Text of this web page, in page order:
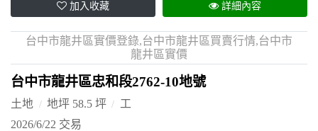
加入收藏 詳細內容
台中市龍井區實價登錄,台中市龍井區買賣行情,台中市
龍井區實價
台中市龍井區忠和段2762-10地號
土地 地坪 58.5 坪
工
2026/6/22 交易